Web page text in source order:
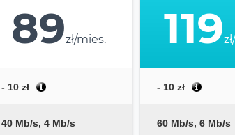
89zł/mies.
- 10 zł
40 Mb/s, 4 Mb/s
119
- 10 zł
60 Mb/s, 6 Mb/s